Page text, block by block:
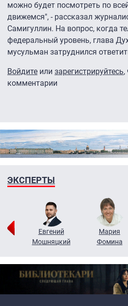
можно будет посмотреть по
движемся", - рассказал
Самигуллин. На вопрос, когда
федеральный уровень, глава
мусульман затруднился
Войдите или зарегистрируйтесь,
комментарии
ЭКСПЕРТЫ
Евгений
Мошняцкий
Мария
Фомина